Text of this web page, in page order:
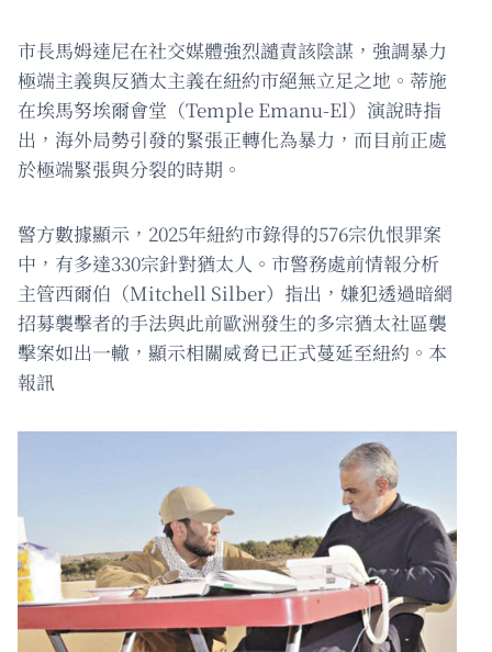
市長馬姆達尼在社交媒體強烈譴責該陰謀，強調暴力
極端主義與反猶太主義在紐約市絕無立足之地。蒂施
在埃馬努埃爾會堂（Temple Emanu-El）演說時指
出，海外局勢引發的緊張正轉化為暴力，而目前正處
於極端緊張與分裂的時期。
警方數據顯示，2025年紐約市錄得的576宗仇恨罪案
中，有多達330宗針對猶太人。市警務處前情報分析
主管西爾伯（Mitchell Silber）指出，嫌犯透過暗網
招募襲擊者的手法與此前歐洲發生的多宗猶太社區襲
擊案如出一轍，顯示相關威脅已正式蔓延至紐約。本
報訊